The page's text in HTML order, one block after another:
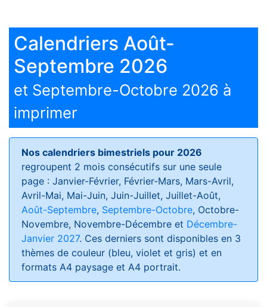
Calendriers Août-
Septembre 2026
et Septembre-Octobre 2026 à
imprimer
Nos calendriers bimestriels pour 2026
regroupent 2 mois consécutifs sur une seule
page : Janvier-Février, Février-Mars, Mars-Avril,
Avril-Mai, Mai-Juin, Juin-Juillet, Juillet-Août,
Août-Septembre, Septembre-Octobre, Octobre-
Novembre, Novembre-Décembre et Décembre-
Janvier 2027. Ces derniers sont disponibles en 3
thèmes de couleur (bleu, violet et gris) et en
formats A4 paysage et A4 portrait.